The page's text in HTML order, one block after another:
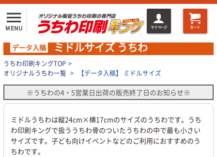
menu
MENU マイページ カート
データ入稿 ミドルサイズ うちわ
うちわ印刷キングTOP >
オリジナルうちわ一覧 > 【データ入稿】 ミドルサイズ
※うちわの4・5営業日出荷の販売終了日のお知らせ※
ミドルうちわは縦24cm×横17cmのサイズのうちわです。うち
わ印刷キングで扱ううちわ骨のついたうちわの中で最も小さい
サイズです。子ども向けイベントなどのご利用におすすめのう
ちわです。